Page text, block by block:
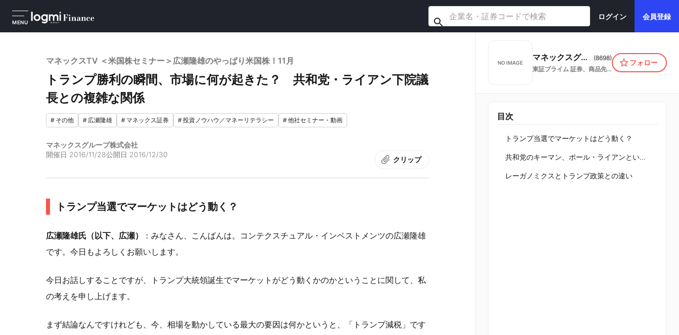
MENU
ログイン 会員登録
マネックスTV ＜米国株セミナー＞広瀬隆雄のやっぱり米国株！11月
トランプ勝利の瞬間、市場に何が起きた？ 共和党・ライアン下院議
長との複雑な関係
# その他 # 広瀬隆雄 # マネックス証券 #投資ノウハウ／マネーリテラシー #他社セミナー・動画
マネックスグループ株式会社
開催日 2016/11/28公開日 2016/12/30
クリップ
トランプ当選でマーケットはどう動く？
広瀬隆雄氏（以下、広瀬）
：みなさん、こんばんは。コンテクスチュアル・インベストメンツの広瀬隆雄
です。今日もよろしくお願いします。
今日お話しすることですが、トランプ大統領誕生でマーケットがどう動くかのかということに関して、私
の考えを申し上げます。
まず結論なんですけれども、今、相場を動かしている最大の要因は何かというと、「トランプ減税」です
NO IMAGE
マネックスグループ株式会社 (8698)
東証プライム 証券、商品先物取引業
フォロー
目次
トランプ当選でマーケットはどう動く？
共和党のキーマン、ポール・ライアンという男
レーガノミクスとトランプ政策との違い